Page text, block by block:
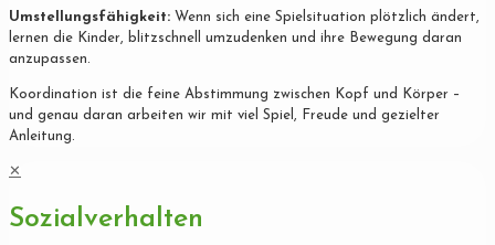
Umstellungsfähigkeit: Wenn sich eine Spielsituation plötzlich ändert,
lernen die Kinder, blitzschnell umzudenken und ihre Bewegung daran
anzupassen.
Koordination ist die feine Abstimmung zwischen Kopf und Körper –
und genau daran arbeiten wir mit viel Spiel, Freude und gezielter
Anleitung.
✕
Sozialverhalten